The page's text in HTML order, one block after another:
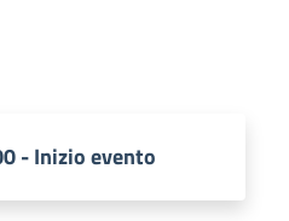
- Inizio evento